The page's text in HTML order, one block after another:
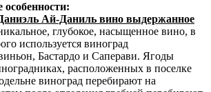
Ай-Даниль вино выдержанное
глубокое, насыщенное вино, в
используется виноград
Бастардо и Саперави. Ягоды
расположенных в поселке
виноград перебирают на